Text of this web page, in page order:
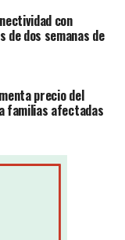
con
dos semanas de
precio del
familias afectadas